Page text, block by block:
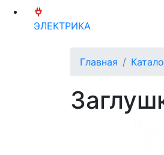
ЭЛЕКТРИКА
Главная